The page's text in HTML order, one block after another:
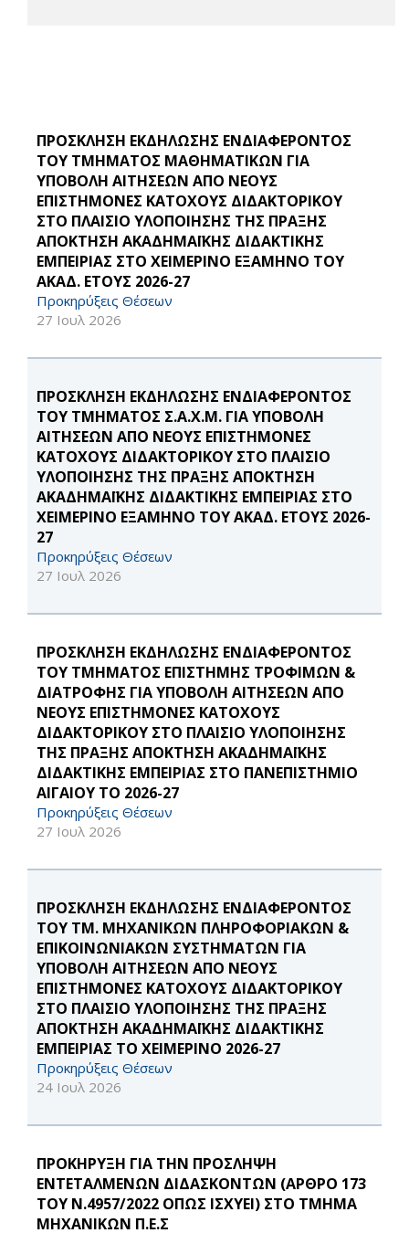
ΠΡΟΣΚΛΗΣΗ ΕΚΔΗΛΩΣΗΣ ΕΝΔΙΑΦΕΡΟΝΤΟΣ
ΤΟΥ ΤΜΗΜΑΤΟΣ ΜΑΘΗΜΑΤΙΚΩΝ ΓΙΑ
ΥΠΟΒΟΛΗ ΑΙΤΗΣΕΩΝ ΑΠΟ ΝΕΟΥΣ
ΕΠΙΣΤΗΜΟΝΕΣ ΚΑΤΟΧΟΥΣ ΔΙΔΑΚΤΟΡΙΚΟΥ
ΣΤΟ ΠΛΑΙΣΙΟ ΥΛΟΠΟΙΗΣΗΣ ΤΗΣ ΠΡΑΞΗΣ
ΑΠΟΚΤΗΣΗ ΑΚΑΔΗΜΑΪΚΗΣ ΔΙΔΑΚΤΙΚΗΣ
ΕΜΠΕΙΡΙΑΣ ΣΤΟ ΧΕΙΜΕΡΙΝΟ ΕΞΑΜΗΝΟ ΤΟΥ
ΑΚΑΔ. ΕΤΟΥΣ 2026-27
Προκηρύξεις Θέσεων
27 Ιουλ 2026
ΠΡΟΣΚΛΗΣΗ ΕΚΔΗΛΩΣΗΣ ΕΝΔΙΑΦΕΡΟΝΤΟΣ
ΤΟΥ ΤΜΗΜΑΤΟΣ Σ.Α.Χ.Μ. ΓΙΑ ΥΠΟΒΟΛΗ
ΑΙΤΗΣΕΩΝ ΑΠΟ ΝΕΟΥΣ ΕΠΙΣΤΗΜΟΝΕΣ
ΚΑΤΟΧΟΥΣ ΔΙΔΑΚΤΟΡΙΚΟΥ ΣΤΟ ΠΛΑΙΣΙΟ
ΥΛΟΠΟΙΗΣΗΣ ΤΗΣ ΠΡΑΞΗΣ ΑΠΟΚΤΗΣΗ
ΑΚΑΔΗΜΑΪΚΗΣ ΔΙΔΑΚΤΙΚΗΣ ΕΜΠΕΙΡΙΑΣ ΣΤΟ
ΧΕΙΜΕΡΙΝΟ ΕΞΑΜΗΝΟ ΤΟΥ ΑΚΑΔ. ΕΤΟΥΣ 2026-
27
Προκηρύξεις Θέσεων
27 Ιουλ 2026
ΠΡΟΣΚΛΗΣΗ ΕΚΔΗΛΩΣΗΣ ΕΝΔΙΑΦΕΡΟΝΤΟΣ
ΤΟΥ ΤΜΗΜΑΤΟΣ ΕΠΙΣΤΗΜΗΣ ΤΡΟΦΙΜΩΝ &
ΔΙΑΤΡΟΦΗΣ ΓΙΑ ΥΠΟΒΟΛΗ ΑΙΤΗΣΕΩΝ ΑΠΟ
ΝΕΟΥΣ ΕΠΙΣΤΗΜΟΝΕΣ ΚΑΤΟΧΟΥΣ
ΔΙΔΑΚΤΟΡΙΚΟΥ ΣΤΟ ΠΛΑΙΣΙΟ ΥΛΟΠΟΙΗΣΗΣ
ΤΗΣ ΠΡΑΞΗΣ ΑΠΟΚΤΗΣΗ ΑΚΑΔΗΜΑΪΚΗΣ
ΔΙΔΑΚΤΙΚΗΣ ΕΜΠΕΙΡΙΑΣ ΣΤΟ ΠΑΝΕΠΙΣΤΗΜΙΟ
ΑΙΓΑΙΟΥ ΤΟ 2026-27
Προκηρύξεις Θέσεων
27 Ιουλ 2026
ΠΡΟΣΚΛΗΣΗ ΕΚΔΗΛΩΣΗΣ ΕΝΔΙΑΦΕΡΟΝΤΟΣ
ΤΟΥ ΤΜ. ΜΗΧΑΝΙΚΩΝ ΠΛΗΡΟΦΟΡΙΑΚΩΝ &
ΕΠΙΚΟΙΝΩΝΙΑΚΩΝ ΣΥΣΤΗΜΑΤΩΝ ΓΙΑ
ΥΠΟΒΟΛΗ ΑΙΤΗΣΕΩΝ ΑΠΟ ΝΕΟΥΣ
ΕΠΙΣΤΗΜΟΝΕΣ ΚΑΤΟΧΟΥΣ ΔΙΔΑΚΤΟΡΙΚΟΥ
ΣΤΟ ΠΛΑΙΣΙΟ ΥΛΟΠΟΙΗΣΗΣ ΤΗΣ ΠΡΑΞΗΣ
ΑΠΟΚΤΗΣΗ ΑΚΑΔΗΜΑΪΚΗΣ ΔΙΔΑΚΤΙΚΗΣ
ΕΜΠΕΙΡΙΑΣ ΤΟ ΧΕΙΜΕΡΙΝΟ 2026-27
Προκηρύξεις Θέσεων
24 Ιουλ 2026
ΠΡΟΚΗΡΥΞΗ ΓΙΑ ΤΗΝ ΠΡΟΣΛΗΨΗ
ΕΝΤΕΤΑΛΜΕΝΩΝ ΔΙΔΑΣΚΟΝΤΩΝ (ΑΡΘΡΟ 173
ΤΟΥ Ν.4957/2022 ΟΠΩΣ ΙΣΧΥΕΙ) ΣΤΟ ΤΜΗΜΑ
ΜΗΧΑΝΙΚΩΝ Π.Ε.Σ